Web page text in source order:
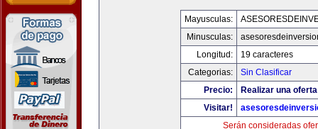
Mayusculas:
Minusculas:
Longitud:
19 caracteres
Categorias:
Sin Clasificar
Precio:
Realizar una
Visitar!
Serán consideradas